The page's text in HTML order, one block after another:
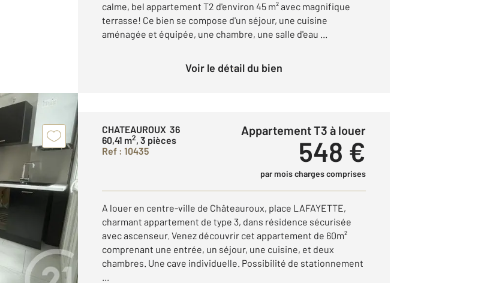
calme, bel appartement T2 d'environ 45 m² avec magnifique
terrasse! Ce bien se compose d'un séjour, une cuisine
aménagée et équipée, une chambre, une salle d'eau ...
Voir le détail du bien
CHATEAUROUX 36
60,41 m2, 3 pièces
Ref : 10435
Appartement T3 à louer
548 €
par mois charges comprises
A louer en centre-ville de Châteauroux, place LAFAYETTE,
charmant appartement de type 3, dans résidence sécurisée
avec ascenseur. Venez découvrir cet appartement de 60m²
comprenant une entrée, un séjour, une cuisine, et deux
chambres. Une cave individuelle. Possibilité de stationnement
...